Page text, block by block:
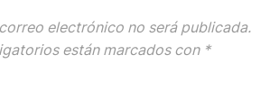
electrónico no será publicada.
están marcados con *